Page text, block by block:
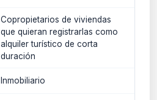
Copropietarios de viviendas
que quieran registrarlas como
alquiler turístico de corta
duración
Inmobiliario